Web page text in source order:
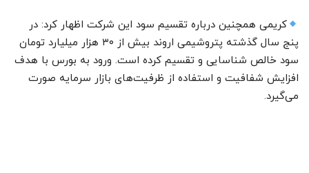
کریمی همچنین درباره تقسیم سود این شرکت اظهار کرد: در
پنج سال گذشته پتروشیمی اروند بیش از ۳۰ هزار میلیارد تومان
سود خالص شناسایی و تقسیم کرده است. ورود به بورس با هدف
افزایش شفافیت و استفاده از ظرفیت‌های بازار سرمایه صورت
می‌گیرد.